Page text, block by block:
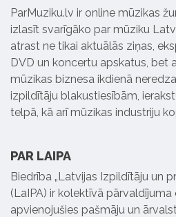
ParMuziku.lv ir online mūzikas
izlasīt svarīgāko par mūziku
atrast ne tikai aktuālās ziņas,
DVD un koncertu apskatus, bet
mūzikas biznesa ikdienā
izpildītāju blakustiesībām,
telpā, kā arī mūzikas industriju
PAR LAIPA
Biedrība „Latvijas Izpildītāju un
(LaIPA) ir kolektīvā pārvaldījuma
apvienojušies pašmāju un